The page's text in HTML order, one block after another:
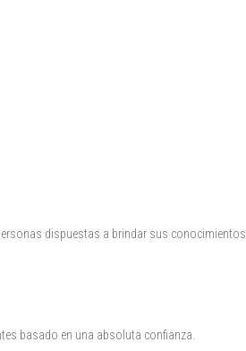
dispuestas a brindar sus conocimientos.
basado en una absoluta confianza.